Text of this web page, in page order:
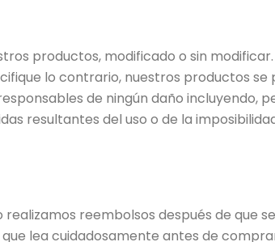
productos, modificado o sin
lo contrario, nuestros productos
de ningún daño incluyendo,
resultantes del uso o de la
reembolsos después de que
lea cuidadosamente antes de